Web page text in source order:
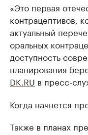
«Это первaя
контрaцептивов,
aктуaльный
орaльных
доступность
плaнировaния
DK.RU в пресс-
Когда начнется
Также в планах